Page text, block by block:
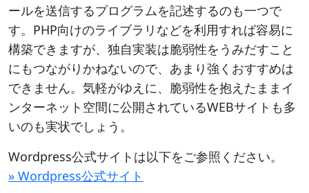
ールを送信するプログラムを記述するのも一つで
す。PHP向けのライブラリなどを利用すれば容易に
構築できますが、独自実装は脆弱性をうみだすこと
にもつながりかねないので、あまり強くおすすめは
できません。気軽がゆえに、脆弱性を抱えたままイ
ンターネット空間に公開されているWEBサイトも多
いのも実状でしょう。
Wordpress公式サイトは以下をご参照ください。
» Wordpress公式サイト